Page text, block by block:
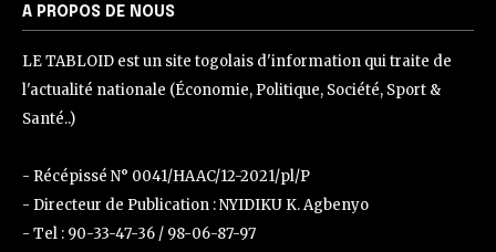
A PROPOS DE NOUS
LE TABLOID est un site togolais d'information qui traite de
l'actualité nationale (Économie, Politique, Société, Sport &
Santé..)
- Récépissé N° 0041/HAAC/12-2021/pl/P
- Directeur de Publication : NYIDIKU K. Agbenyo
- Tel : 90-33-47-36 / 98-06-87-97